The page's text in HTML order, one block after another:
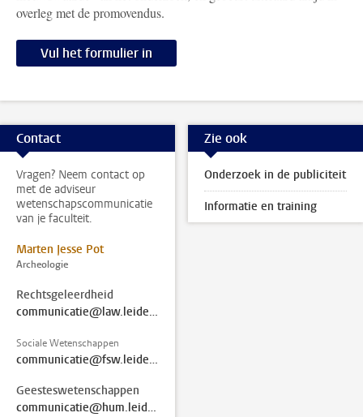
overleg met de promovendus.
Vul het formulier in
Contact
Vragen? Neem contact op
met de adviseur
wetenschapscommunicatie
van je faculteit.
Marten Jesse Pot
Archeologie
Rechtsgeleerdheid
communicatie@law.leidenuniv.nl
Sociale Wetenschappen
communicatie@fsw.leidenuniv.nl
Geesteswetenschappen
communicatie@hum.leidenuniv.nl
Zie ook
Onderzoek in de publiciteit
Informatie en training